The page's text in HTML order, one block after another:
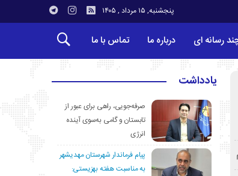
پنجشنبه, ۱۵ مرداد , ۱۴۰۵
رسانه ای درباره ما تماس با ما
یادداشت
صرفه‌جویی، راهی برای عبور از
تابستان و گامی به‌سوی آینده
انرژی
پیام فرماندار شهرستان مهدیشهر
به مناسبت هفته بهزیستی: